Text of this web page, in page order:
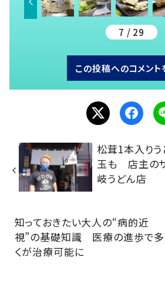
7 / 29
この投稿へのコメント
松茸1本入り
玉も 店主の
岐うどん店
知っておきたい大人の“病的近
視”の基礎知識 医療の進歩で多
くが治療可能に